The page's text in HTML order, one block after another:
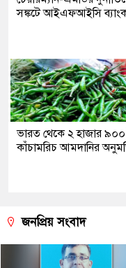
সঙ্কটে আইএফআইসি
ভারত থেকে ২ হাজার
কাঁচামরিচ আমদানির
জনপ্রিয় সংবাদ